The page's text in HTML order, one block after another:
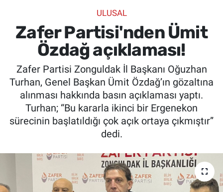
ULUSAL
Zafer Partisi'nden Ümit
Özdağ açıklaması!
Zafer Partisi Zonguldak İl Başkanı Oğuzhan
Turhan, Genel Başkan Ümit Özdağ’ın gözaltına
alınması hakkında basın açıklaması yaptı.
Turhan; “Bu kararla ikinci bir Ergenekon
sürecinin başlatıldığı çok açık ortaya çıkmıştır”
dedi.
SPOR
SAĞLIK